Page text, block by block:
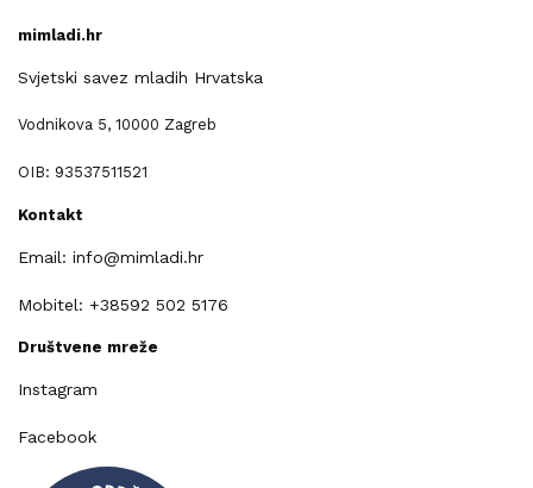
mimladi.hr
Svjetski savez mladih Hrvatska
Vodnikova 5, 10000 Zagreb
OIB: 93537511521
Kontakt
Email: info@mimladi.hr
Mobitel: +38592 502 5176
Društvene mreže
Instagram
Facebook